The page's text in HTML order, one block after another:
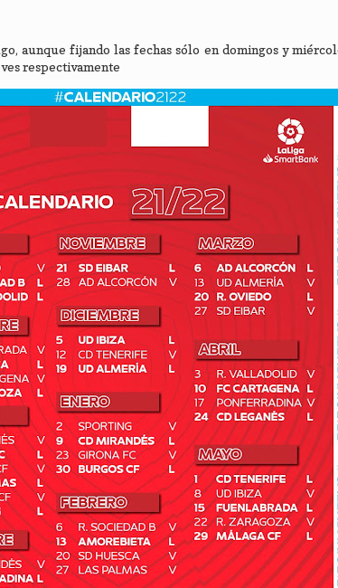
aunque fijando las fechas sólo en domingos y
respectivamente